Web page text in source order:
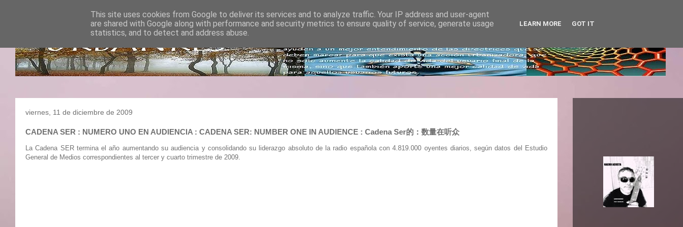
viernes, 11 de diciembre de 2009
CADENA SER : NUMERO UNO EN AUDIENCIA : CADENA SER: NUMBER ONE IN AUDIENCE : Cadena Ser的：数量在听众
La Cadena SER termina el año aumentando su audiencia y consolidando su liderazgo absoluto de la radio española con 4.819.000 oyentes diarios, según datos del Estudio
General de Medios correspondientes al tercer y cuarto trimestre de 2009.
This site uses cookies from Google to deliver its services and to analyze traffic. Your IP address and user-agent
are shared with Google along with performance and security metrics to ensure quality of service, generate usage
statistics, and to detect and address abuse.
LEARN MORE GOT IT